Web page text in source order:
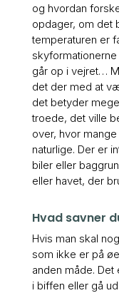
og hvordan
opdager, om det
temperaturen er
går op i vejret…
det der med at
det betyder
troede, det ville
over, hvor
naturlige. Der er
biler eller
eller havet, der
Hvad savner
Hvis man skal
som ikke er på
anden måde. Det
i biffen eller gå